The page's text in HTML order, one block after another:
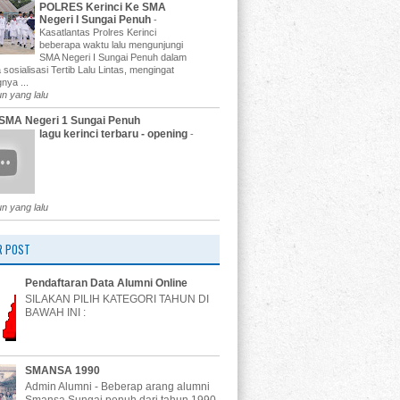
POLRES Kerinci Ke SMA
Negeri I Sungai Penuh -
Kasatlantas Prolres Kerinci
beberapa waktu lalu mengunjungi
SMA Negeri I Sungai Penuh dalam
sosialisasi Tertib Lalu Lintas, mengingat
...
yang lalu
Negeri 1 Sungai Penuh
lagu kerinci terbaru - opening -
yang lalu
POST
Pendaftaran Data Alumni Online
SILAKAN PILIH KATEGORI TAHUN DI
BAWAH INI :
SMANSA 1990
Admin Alumni - Beberap arang alumni